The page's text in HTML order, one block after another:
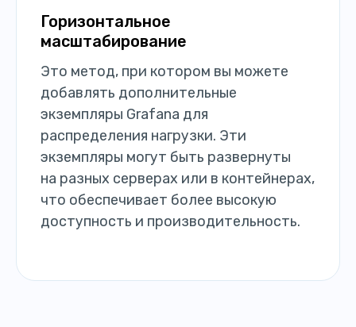
Горизонтальное
масштабирование
Это метод, при котором вы можете
добавлять дополнительные
экземпляры Grafana для
распределения нагрузки. Эти
экземпляры могут быть развернуты
на разных серверах или в контейнерах,
что обеспечивает более высокую
доступность и производительность.